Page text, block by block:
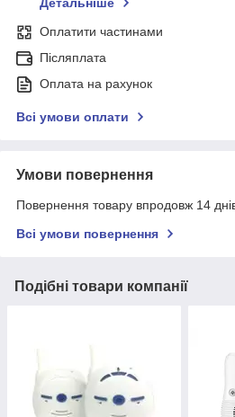
Детальніше
Оплатити частинами
Післяплата
Оплата на рахунок
Всі умови оплати
Умови повернення
Повернення товару впродовж 14
Всі умови повернення
Подібні товари компанії